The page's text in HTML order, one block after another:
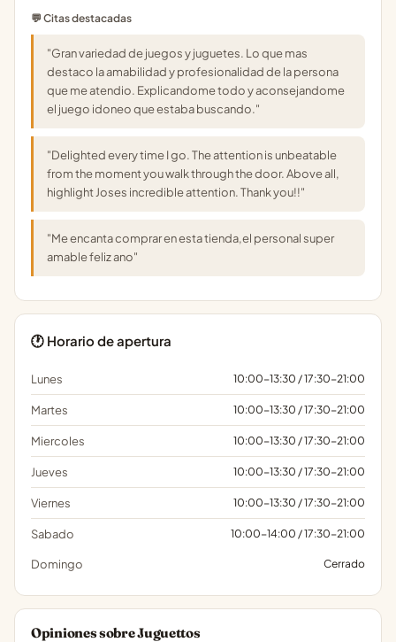
💬 Citas destacadas
"Gran variedad de juegos y juguetes. Lo que mas
destaco la amabilidad y profesionalidad de la persona
que me atendio. Explicandome todo y aconsejandome
el juego idoneo que estaba buscando."
"Delighted every time I go. The attention is unbeatable
from the moment you walk through the door. Above all,
highlight Joses incredible attention. Thank you!!"
"Me encanta comprar en esta tienda,el personal super
amable feliz ano"
🕐 Horario de apertura
Lunes 10:00-13:30 / 17:30-21:00
Martes 10:00-13:30 / 17:30-21:00
Miercoles 10:00-13:30 / 17:30-21:00
Jueves 10:00-13:30 / 17:30-21:00
Viernes 10:00-13:30 / 17:30-21:00
Sabado 10:00-14:00 / 17:30-21:00
Domingo Cerrado
Opiniones sobre Juguettos